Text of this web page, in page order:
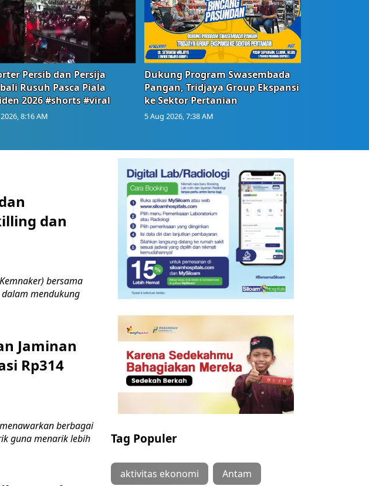
Persib dan Persija
Rusuh Pasca Piala
2026 #shorts #viral
8:16 AM
Dukung Program Swasembada
Pangan, Tridjaya Group Ekspansi
ke Sektor Pertanian
5 Aug 2026, 7:38 AM
dan
bersama
mendukung
Jaminan
Rp314
menawarkan berbagai
guna menarik lebih
Tag Populer
aktivitas ekonomi Antam